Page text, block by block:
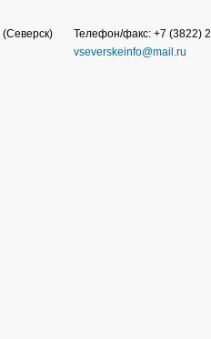
Телефон/факс: +7 (3822)
vseverskeinfo@mail.ru